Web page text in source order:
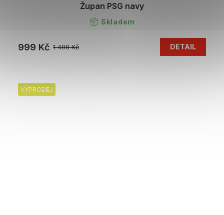
Župan PSG navy
Skladem
1 499 Kč
999 Kč DETAIL
VÝPRODEJ